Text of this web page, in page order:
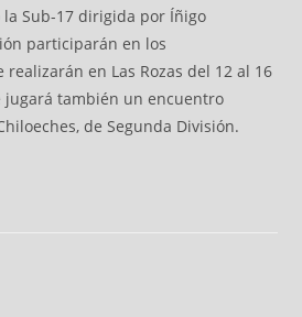
la Sub-17 dirigida por Íñigo
participarán en los
en Las Rozas del 12 al 16
jugará también un encuentro
de Segunda División.